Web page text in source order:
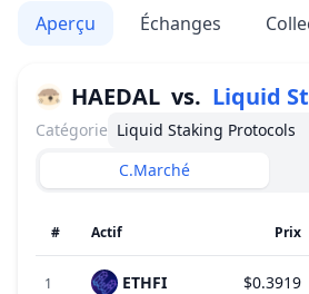
Aperçu Échanges
HAEDAL vs.
Catégorie Liquid Staking Protocols
C.Marché
# Actif Prix
1 ETHFI $0.3919